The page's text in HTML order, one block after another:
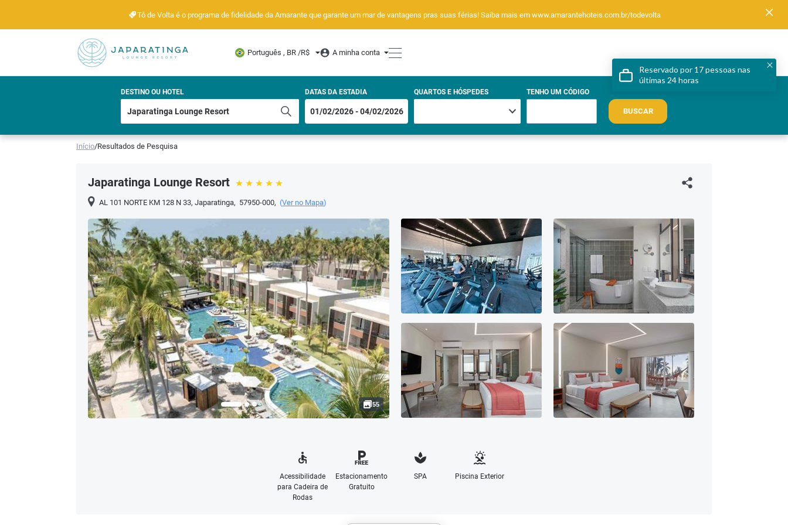
Tô de Volta é o programa de fidelidade da Amarante que garante um mar de vantagens pras suas férias! Saiba mais em www.amarantehoteis.com.br/todevolta
Português , BR /R$ A minha conta
DESTINO OU HOTEL DATAS DA ESTADIA QUARTOS E HÓSPEDES TENHO UM CÓDIGO
BUSCAR
Início/Resultados de Pesquisa
Japaratinga Lounge Resort
AL 101 NORTE KM 128 N 33,Japaratinga, 57950-000, (Ver no Mapa)
55
Acessibilidade
para Cadeira de
Rodas
Estacionamento
Gratuito
SPA Piscina Exterior